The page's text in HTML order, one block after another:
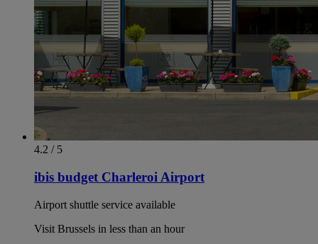
4.2 / 5
ibis budget Charleroi Airport
Airport shuttle service available
Visit Brussels in less than an hour